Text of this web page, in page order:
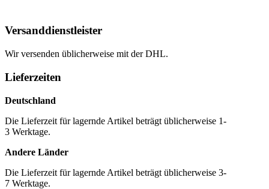
Versanddienstleister
Wir versenden üblicherweise mit der DHL.
Lieferzeiten
Deutschland
Die Lieferzeit für lagernde Artikel beträgt üblicherweise 1-
3 Werktage.
Andere Länder
Die Lieferzeit für lagernde Artikel beträgt üblicherweise 3-
7 Werktage.